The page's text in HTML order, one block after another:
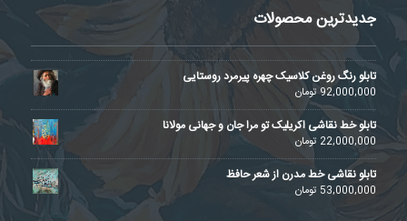
جدیدترین محصولات
تابلو رنگ روغن کلاسیک چهره پیرمرد روستایی
92,000,000تومان
تابلو خط نقاشی اکریلیک تو مرا جان و جهانی مولانا
22,000,000 تومان
تابلو نقاشی خط مدرن از شعر حافظ
53,000,000 تومان